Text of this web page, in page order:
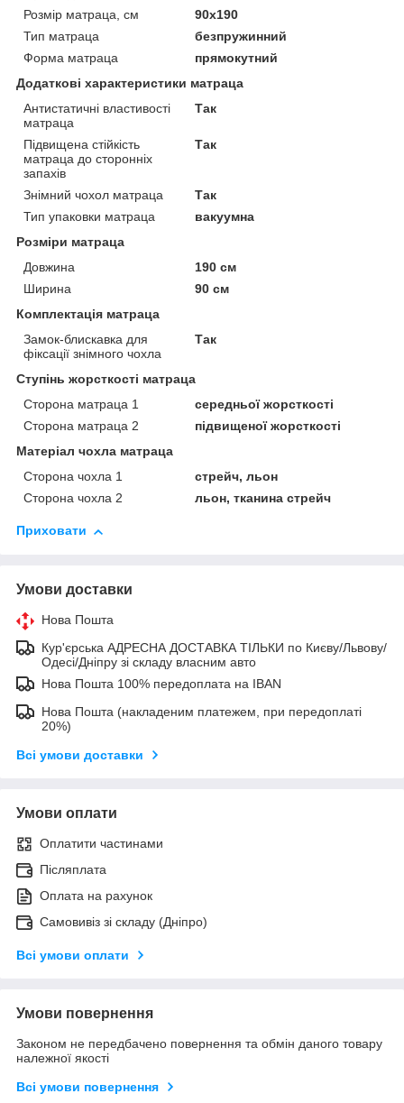
Розмір матраца, см
90х190
Тип матраца
безпружинний
Форма матраца
прямокутний
Додаткові характеристики матраца
Антистатичні властивості
матраца
Так
Підвищена стійкість
матраца до сторонніх
запахів
Так
Знімний чохол матраца
Так
Тип упаковки матраца
вакуумна
Розміри матраца
Довжина
190 см
Ширина
90 см
Комплектація матраца
Замок-блискавка для
фіксації знімного чохла
Так
Ступінь жорсткості матраца
Сторона матраца 1
середньої жорсткості
Сторона матраца 2
підвищеної жорсткості
Матеріал чохла матраца
Сторона чохла 1
стрейч, льон
Сторона чохла 2
льон, тканина стрейч
Приховати
Умови доставки
Нова Пошта
Кур'єрська АДРЕСНА ДОСТАВКА ТІЛЬКИ по Києву/Львову/
Одесі/Дніпру зі складу власним авто
Нова Пошта 100% передоплата на IBAN
Нова Пошта (накладеним платежем, при передоплаті
20%)
Всі умови доставки
Умови оплати
Оплатити частинами
Післяплата
Оплата на рахунок
Самовивіз зі складу (Дніпро)
Всі умови оплати
Умови повернення
Законом не передбачено повернення та обмін даного товару
належної якості
Всі умови повернення